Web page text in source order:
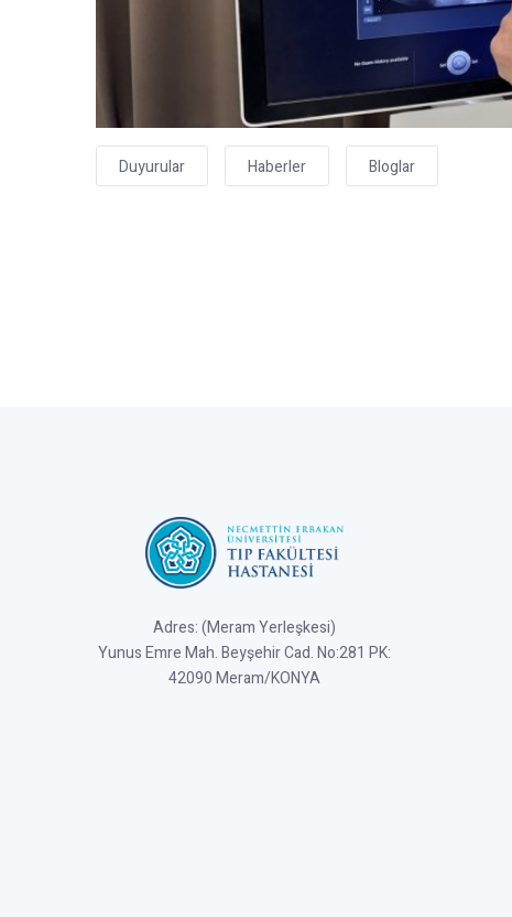
Duyurular Haberler Bloglar
Adres: (Meram Yerleşkesi)
Yunus Emre Mah. Beyşehir Cad. No:281 PK:
42090 Meram/KONYA